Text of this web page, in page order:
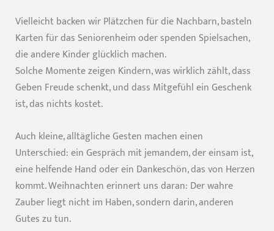
Vielleicht backen wir Plätzchen für die Nachbarn, basteln
Karten für das Seniorenheim oder spenden Spielsachen,
die andere Kinder glücklich machen.
Solche Momente zeigen Kindern, was wirklich zählt, dass
Geben Freude schenkt, und dass Mitgefühl ein Geschenk
ist, das nichts kostet.
Auch kleine, alltägliche Gesten machen einen
Unterschied: ein Gespräch mit jemandem, der einsam ist,
eine helfende Hand oder ein Dankeschön, das von Herzen
kommt. Weihnachten erinnert uns daran: Der wahre
Zauber liegt nicht im Haben, sondern darin, anderen
Gutes zu tun.